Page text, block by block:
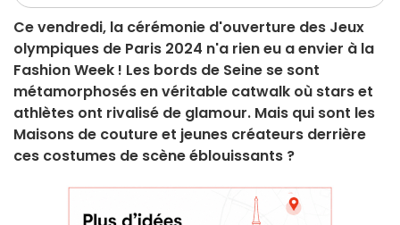
Ce vendredi, la cérémonie d'ouverture des Jeux
olympiques de Paris 2024 n'a rien eu a envier à la
Fashion Week ! Les bords de Seine se sont
métamorphosés en véritable catwalk où stars et
athlètes ont rivalisé de glamour. Mais qui sont les
Maisons de couture et jeunes créateurs derrière
ces costumes de scène éblouissants ?